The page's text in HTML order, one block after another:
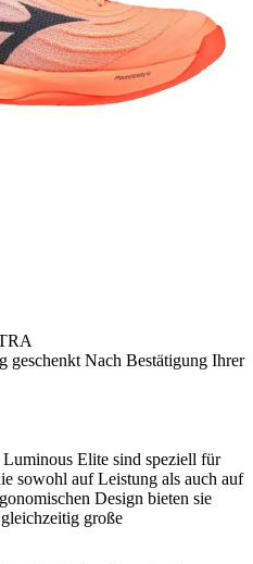
geschenkt Nach Bestätigung Ihrer
Elite sind speziell für
sowohl auf Leistung als auch auf
Design bieten sie
große